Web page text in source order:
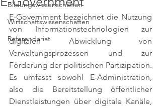
Bildungswissenschaften
Wirtschaftswissenschaften
Referendariat
E-Government bezeichnet die Nutzung
von Informationstechnologien zur
digitalen Abwicklung von
Verwaltungsprozessen und zur
Förderung der politischen Partizipation.
Es umfasst sowohl E-Administration,
also die Bereitstellung öffentlicher
Dienstleistungen über digitale Kanäle,